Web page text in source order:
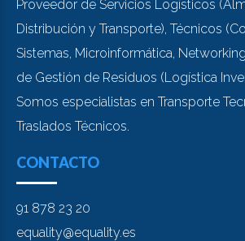
Proveedor de Servicios Logísticos
Distribución y Transporte), Técnicos
Sistemas, Microinformática,
de Gestión de Residuos (Logística
Somos especialistas en Transporte
Traslados Técnicos.
CONTACTO
91 878 23 20
equality@equality.es